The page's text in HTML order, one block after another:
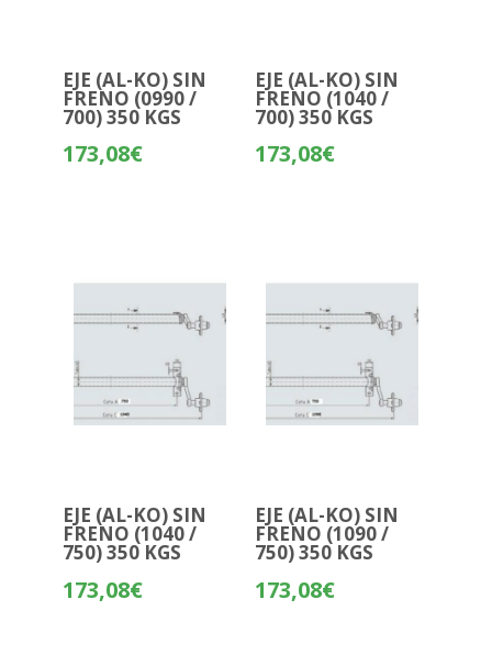
EJE (AL-KO) SIN
FRENO (0990 /
700) 350 KGS
173,08€
EJE (AL-KO) SIN
FRENO (1040 /
700) 350 KGS
173,08€
EJE (AL-KO) SIN
FRENO (1040 /
750) 350 KGS
173,08€
EJE (AL-KO) SIN
FRENO (1090 /
750) 350 KGS
173,08€